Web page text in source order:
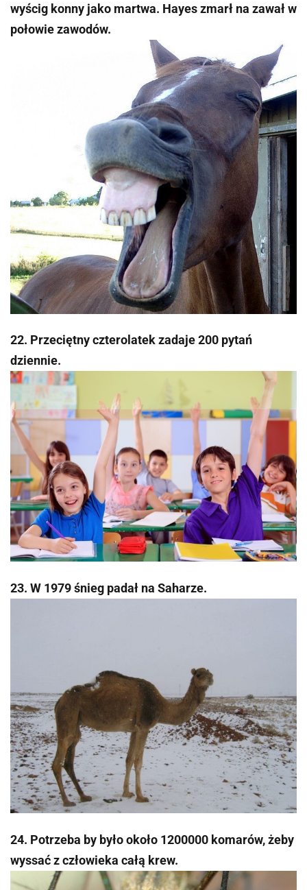
wyścig konny jako martwa. Hayes zmarł na zawał w
połowie zawodów.
22. Przeciętny czterolatek zadaje 200 pytań
dziennie.
23. W 1979 śnieg padał na Saharze.
24. Potrzeba by było około 1200000 komarów, żeby
wyssać z człowieka całą krew.